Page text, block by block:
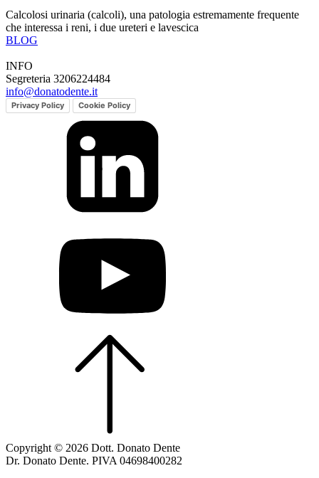
Calcolosi urinaria (calcoli), una patologia estremamente frequente
che interessa i reni, i due ureteri e lavescica
BLOG
INFO
Segreteria 3206224484
info@donatodente.it
Privacy Policy Cookie Policy
Copyright © 2026 Dott. Donato Dente
Dr. Donato Dente. PIVA 04698400282